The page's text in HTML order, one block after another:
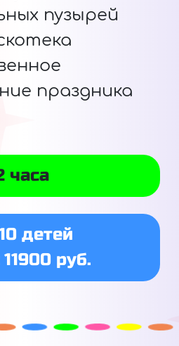
пузырей
праздника
часа
детей
руб.